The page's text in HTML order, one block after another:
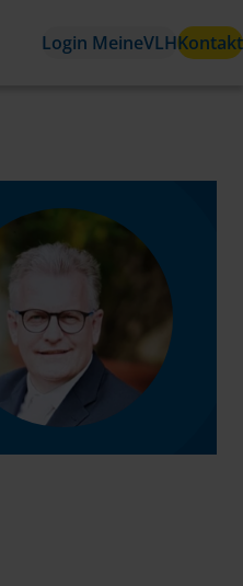
Login MeineVLHKontakt